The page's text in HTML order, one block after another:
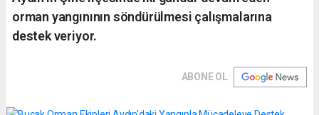
orman yangınının söndürülmesi çalışmalarına
destek veriyor.
ABONE OL